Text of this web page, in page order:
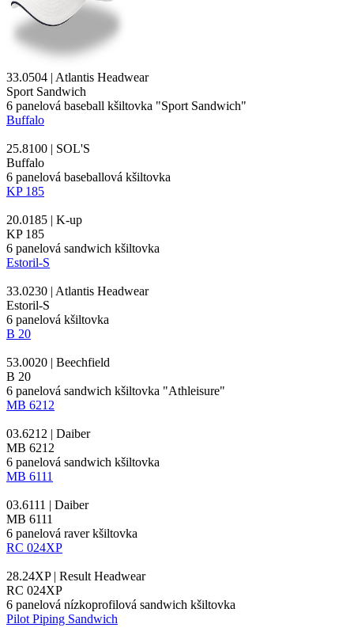
33.0504 | Atlantis Headwear
Sport Sandwich
6 panelová baseball kšiltovka "Sport Sandwich"
Buffalo
25.8100 | SOL'S
Buffalo
6 panelová baseballová kšiltovka
KP 185
20.0185 | K-up
KP 185
6 panelová sandwich kšiltovka
Estoril-S
33.0230 | Atlantis Headwear
Estoril-S
6 panelová kšiltovka
B 20
53.0020 | Beechfield
B 20
6 panelová sandwich kšiltovka "Athleisure"
MB 6212
03.6212 | Daiber
MB 6212
6 panelová sandwich kšiltovka
MB 6111
03.6111 | Daiber
MB 6111
6 panelová raver kšiltovka
RC 024XP
28.24XP | Result Headwear
RC 024XP
6 panelová nízkoprofilová sandwich kšiltovka
Pilot Piping Sandwich